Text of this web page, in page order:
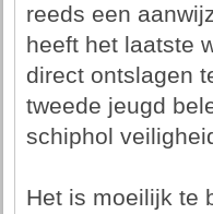
reeds een
heeft het laatste
direct ontslagen
tweede jeugd
schiphol
Het is moeilijk te